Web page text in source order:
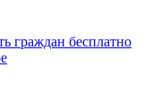
граждан бесплатно